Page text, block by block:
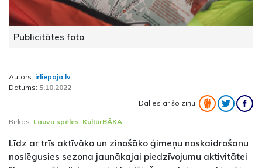
Publicitātes foto
Autors: irliepaja.lv
Datums: 5.10.2022
Dalies ar šo ziņu:
Birkas: Lauvu spēles, KultūrBĀKA
Līdz ar trīs aktīvāko un zinošāko ģimeņu noskaidrošanu
noslēgusies sezona jaunākajai piedzīvojumu aktivitātei